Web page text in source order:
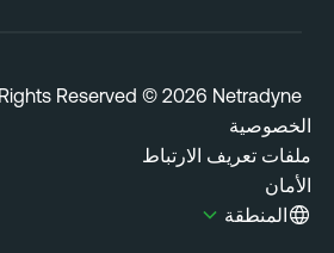
All Rights Reserved © 2026
تعريف الارتباط
المنطقة